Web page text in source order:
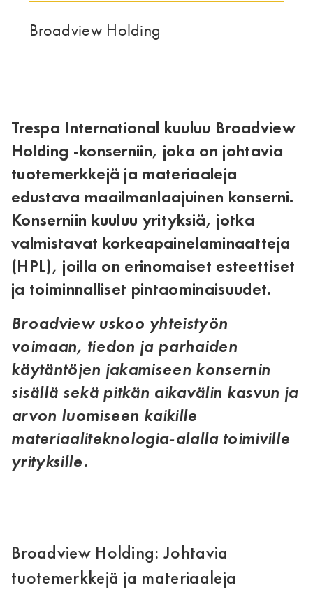
Broadview Holding
Trespa International kuuluu Broadview
Holding -konserniin, joka on johtavia
tuotemerkkejä ja materiaaleja
edustava maailmanlaajuinen konserni.
Konserniin kuuluu yrityksiä, jotka
valmistavat korkeapainelaminaatteja
(HPL), joilla on erinomaiset esteettiset
ja toiminnalliset pintaominaisuudet.
Broadview uskoo yhteistyön
voimaan, tiedon ja parhaiden
käytäntöjen jakamiseen konsernin
sisällä sekä pitkän aikavälin kasvun ja
arvon luomiseen kaikille
materiaaliteknologia-alalla toimiville
yrityksille.
Broadview Holding: Johtavia
tuotemerkkejä ja materiaaleja